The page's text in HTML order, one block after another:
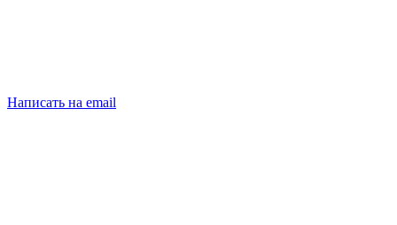
Написать на email